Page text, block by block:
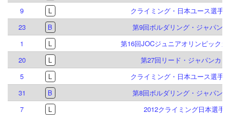
9
L
クライミング・日本ユース選手
23
B
第9回ボルダリング・ジャパン
1
L
第16回JOCジュニアオリンピックカ
20
L
第27回リード・ジャパンカッ
5
L
クライミング・日本ユース選手
31
B
第8回ボルダリング・ジャパン
7
L
2012クライミング日本選手